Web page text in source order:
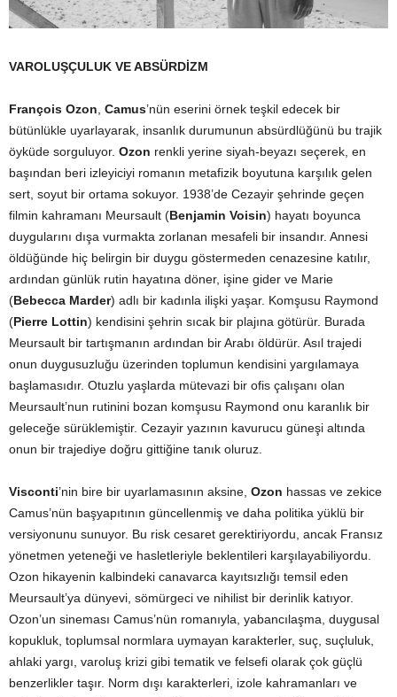
VAROLUŞÇULUK VE ABSÜRDİZM
François Ozon, Camus’nün eserini örnek teşkil edecek bir
bütünlükle uyarlayarak, insanlık durumunun absürdlüğünü bu trajik
öyküde sorguluyor. Ozon renkli yerine siyah-beyazı seçerek, en
başından beri izleyiciyi romanın metafizik boyutuna karşılık gelen
sert, soyut bir ortama sokuyor. 1938’de Cezayir şehrinde geçen
filmin kahramanı Meursault (Benjamin Voisin) hayatı boyunca
duygularını dışa vurmakta zorlanan mesafeli bir insandır. Annesi
öldüğünde hiç belirgin bir duygu göstermeden cenazesine katılır,
ardından günlük rutin hayatına döner, işine gider ve Marie
(Bebecca Marder) adlı bir kadınla ilişki yaşar. Komşusu Raymond
(Pierre Lottin) kendisini şehrin sıcak bir plajına götürür. Burada
Meursault bir tartışmanın ardından bir Arabı öldürür. Asıl trajedi
onun duygusuzluğu üzerinden toplumun kendisini yargılamaya
başlamasıdır. Otuzlu yaşlarda mütevazi bir ofis çalışanı olan
Meursault’nun rutinini bozan komşusu Raymond onu karanlık bir
geleceğe sürüklemiştir. Cezayir yazının kavurucu güneşi altında
onun bir trajediye doğru gittiğine tanık oluruz.
Visconti’nin bire bir uyarlamasının aksine, Ozon hassas ve zekice
Camus’nün başyapıtının güncellenmiş ve daha politika yüklü bir
versiyonunu sunuyor. Bu risk cesaret gerektiriyordu, ancak Fransız
yönetmen yeteneği ve hasletleriyle beklentileri karşılayabiliyordu.
Ozon hikayenin kalbindeki canavarca kayıtsızlığı temsil eden
Meursault’ya dünyevi, sömürgeci ve nihilist bir derinlik katıyor.
Ozon’un sineması Camus’nün romanıyla, yabancılaşma, duygusal
kopukluk, toplumsal normlara uymayan karakterler, suç, suçluluk,
ahlaki yargı, varoluş krizi gibi tematik ve felsefi olarak çok güçlü
benzerlikler taşır. Norm dışı karakterleri, izole kahramanları ve